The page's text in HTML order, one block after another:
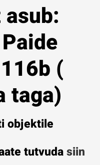
(
taga)
objektile
tutvudasiin